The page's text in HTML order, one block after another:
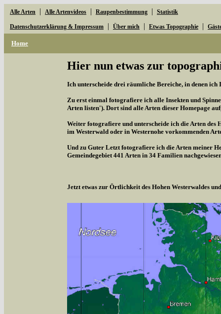
Alle Arten | Alle Artenvideos | Raupenbestimmung | Statistik
Datenschutzerklärung & Impressum | Über mich | Etwas Topographie |
Home
Hier nun etwas zur
Ich unterscheide drei räumliche Bereiche, in denen ich
Zu erst einmal fotografiere ich alle Insekten und
Arten listen'). Dort sind alle Arten dieser Homepage
Weiter fotografiere und unterscheide ich die Arten des
im Westerwald oder in Westernohe vorkommenden
Und zu Guter Letzt fotografiere ich die Arten meiner
Gemeindegebiet 441 Arten in 34 Familien
Jetzt etwas zur Örtlichkeit des Hohen Westerwaldes